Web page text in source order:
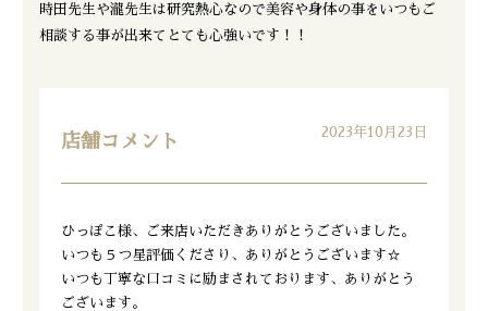
時田先生や瀧先生は研究熱心なので美容や身体の事をいつもご
相談する事が出来てとても心強いです！！
店舗コメント 2023年10月23日
ひっぽこ様、ご来店いただきありがとうございました。
いつも５つ星評価くださり、ありがとうございます☆
いつも丁寧な口コミに励まされております、ありがとう
ございます。